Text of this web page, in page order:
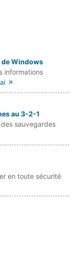
Windows
informations
au 3-2-1
sauvegardes
en toute sécurité